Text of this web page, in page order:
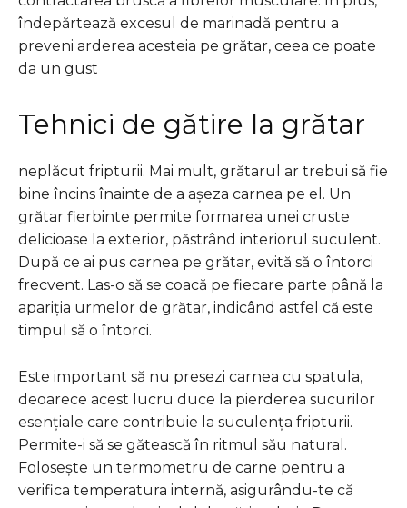
îndepărtează excesul de marinadă pentru a
preveni arderea acesteia pe grătar, ceea ce poate
da un gust
Tehnici de gătire la grătar
neplăcut fripturii. Mai mult, grătarul ar trebui să fie
bine încins înainte de a așeza carnea pe el. Un
grătar fierbinte permite formarea unei cruste
delicioase la exterior, păstrând interiorul suculent.
După ce ai pus carnea pe grătar, evită să o întorci
frecvent. Las-o să se coacă pe fiecare parte până la
apariția urmelor de grătar, indicând astfel că este
timpul să o întorci.
Este important să nu presezi carnea cu spatula,
deoarece acest lucru duce la pierderea sucurilor
esențiale care contribuie la suculența fripturii.
Permite-i să se gătească în ritmul său natural.
Folosește un termometru de carne pentru a
verifica temperatura internă, asigurându-te că